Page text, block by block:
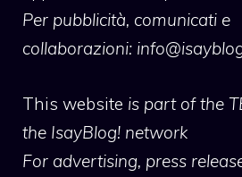
Per pubblicità, comunicati e
collaborazioni:
This website is part of the
the IsayBlog! network
For advertising, press